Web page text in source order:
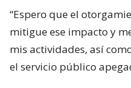
“Espero que el
mitigue ese impacto y
mis actividades, así
el servicio público